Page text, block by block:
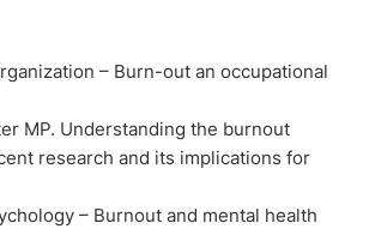
– Burn-out an occupational
MP. Understanding the burnout
research and its implications for
– Burnout and mental health